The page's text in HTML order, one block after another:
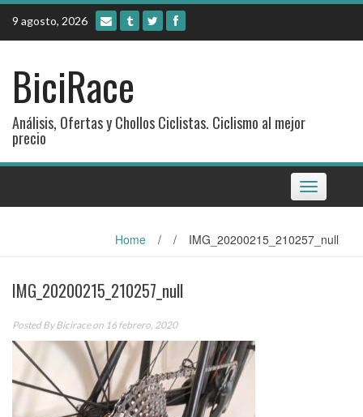
Skip
content
9 agosto, 2026
BiciRace
Análisis, Ofertas y Chollos Ciclistas. Ciclismo al mejor
precio
Toggle
navigation
Home / / IMG_20200215_210257_null
IMG_20200215_210257_null
Posted ByBiciraceon 16 febrero, 2020